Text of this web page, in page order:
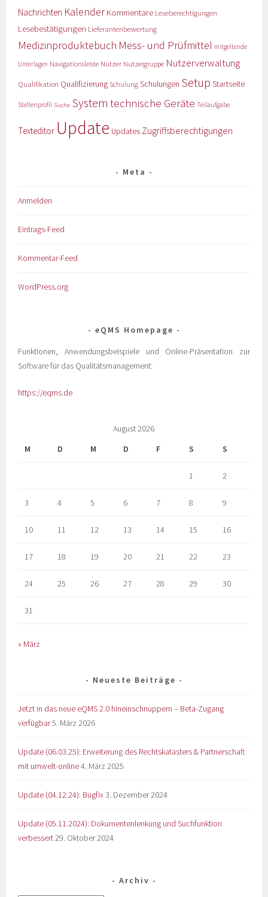
Nachrichten KalenderKommentare Leseberechtigungen
Lesebestätigungen Lieferantenbewertung
Medizinproduktebuch Mess- und Prüfmittel mitgeltende
Unterlagen Navigationsleiste Nutzer Nutzergruppe Nutzerverwaltung
Qualifikation Qualifizierung Schulung Schulungen Setup Startseite
Stellenprofil Suche System technische Geräte Teilaufgabe
Texteditor Update Updates Zugriffsberechtigungen
Meta
Anmelden
Eintrags-Feed
Kommentar-Feed
WordPress.org
eQMS Homepage
Funktionen, Anwendungsbeispiele und Online-Präsentation zur
Software für das Qualitätsmanagement:
https://eqms.de
August 2026
M
D M D F S S
1 2
3 4 5 6 7 8 9
10 11 12 13 14 15 16
17 18 19 20 21 22 23
24 25 26 27 28 29 30
31
« März
Neueste Beiträge
Jetzt in das neue eQMS 2.0 hineinschnuppern – Beta-Zugang
verfügbar5. März 2026
Update (06.03.25): Erweiterung des Rechtskatasters & Partnerschaft
mit umwelt-online4. März 2025
Update (04.12.24): Bugfix 3. Dezember 2024
Update (05.11.2024): Dokumentenlenkung und Suchfunktion
verbessert29. Oktober 2024
Archiv